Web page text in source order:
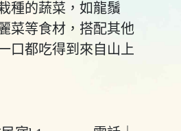
種的蔬菜，如龍鬚
菜等食材，搭配其他
口都吃得到來自山上